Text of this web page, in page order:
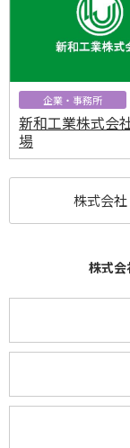
企業・事務所
新和工業株式会
場
株式会
株式会